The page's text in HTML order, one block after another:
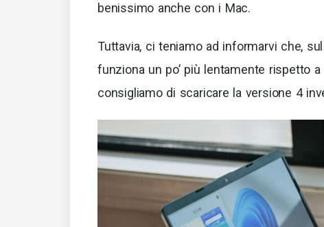
benissimo anche con i Mac.
Tuttavia, ci teniamo ad informarvi che,
funziona un po’ più lentamente rispetto
consigliamo di scaricare la versione 4